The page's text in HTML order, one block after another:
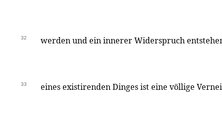
32 werden und ein innerer Widerspruch
33 eines existirenden Dinges ist eine völlige